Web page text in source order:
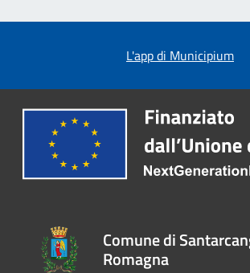
L'app di Municipium
Comune di
Romagna